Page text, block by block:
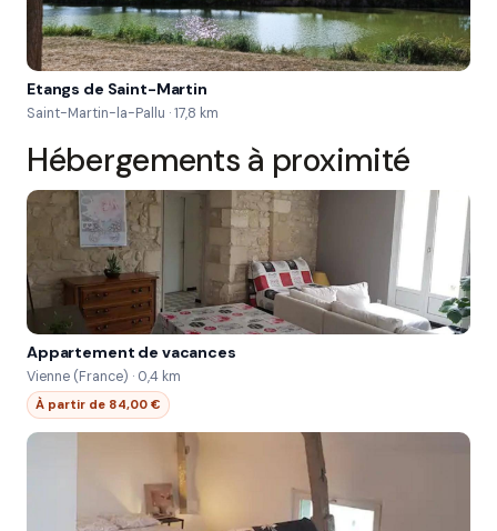
Etangs de Saint-Martin
Saint-Martin-la-Pallu · 17,8 km
Hébergements à proximité
Appartement de vacances
Vienne (France) · 0,4 km
À partir de 84,00 €